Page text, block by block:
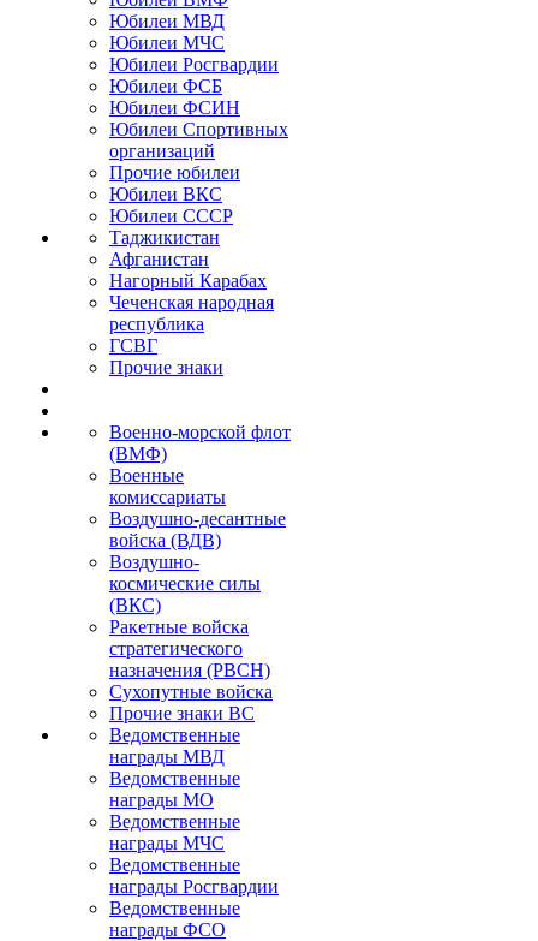
Юбилеи МВД
Юбилеи МЧС
Юбилеи Росгвардии
Юбилеи ФСБ
Юбилеи ФСИН
Юбилеи Спортивных
организаций
Прочие юбилеи
Юбилеи ВКС
Юбилеи СССР
Таджикистан
Афганистан
Нагорный Карабах
Чеченская народная
республика
ГСВГ
Прочие знаки
Военно-морской флот
(ВМФ)
Военные
комиссариаты
Воздушно-десантные
войска (ВДВ)
Воздушно-
космические силы
(ВКС)
Ракетные войска
стратегического
назначения (РВСН)
Сухопутные войска
Прочие знаки ВС
Ведомственные
награды МВД
Ведомственные
награды МО
Ведомственные
награды МЧС
Ведомственные
награды Росгвардии
Ведомственные
награды ФСО